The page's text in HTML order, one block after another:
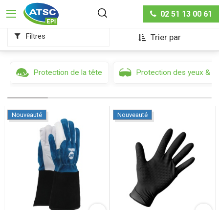
02 51 13 00 61
Protection des mains & des bras
Filtres Trier par
Protection de la tête Protection des yeux &
Nouveauté Nouveauté